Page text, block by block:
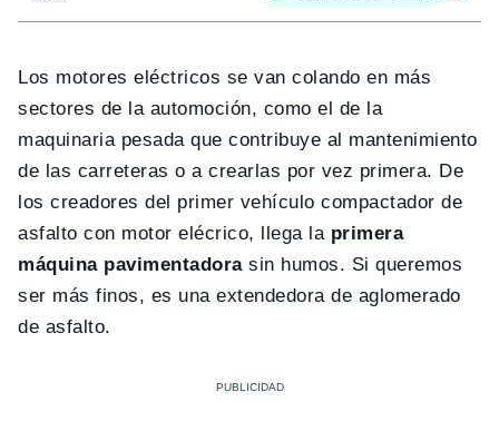
Los motores eléctricos se van colando en más
sectores de la automoción, como el de la
maquinaria pesada que contribuye al mantenimiento
de las carreteras o a crearlas por vez primera. De
los creadores del primer vehículo compactador de
asfalto con motor elécrico, llega la primera
máquina pavimentadorasin humos. Si queremos
ser más finos, es una extendedora de aglomerado
de asfalto.